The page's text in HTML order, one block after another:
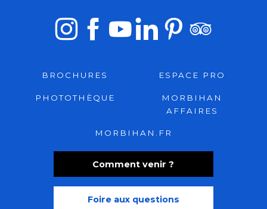
Comment venir ?
Foire aux questions
BROCHURES ESPACE PRO
PHOTOTHÈQUE
MORBIHAN
AFFAIRES
MORBIHAN.FR